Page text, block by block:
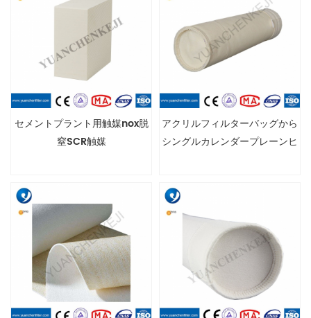
セメントプラント用触媒nox脱
窒SCR触媒
アクリルフィルターバッグから
シングルカレンダープレーンヒ